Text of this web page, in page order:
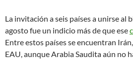
La invitación a seis países a unirse al
agosto fue un indicio más de que ese
Entre estos países se encuentran
EAU, aunque Arabia Saudita aún no